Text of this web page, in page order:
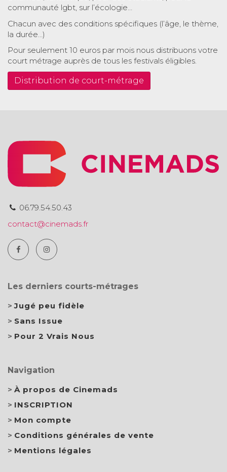
communauté lgbt, sur l’écologie…
Chacun avec des conditions spécifiques (l’âge, le thème,
la durée…)
Pour seulement 10 euros par mois nous distribuons votre
court métrage auprès de tous les festivals éligibles.
Distribution de court-métrage
06.79.54.50.43
contact@cinemads.fr
Les derniers courts-métrages
Jugé peu fidèle
Sans Issue
Pour 2 Vrais Nous
Navigation
À propos de Cinemads
INSCRIPTION
Mon compte
Conditions générales de vente
Mentions légales